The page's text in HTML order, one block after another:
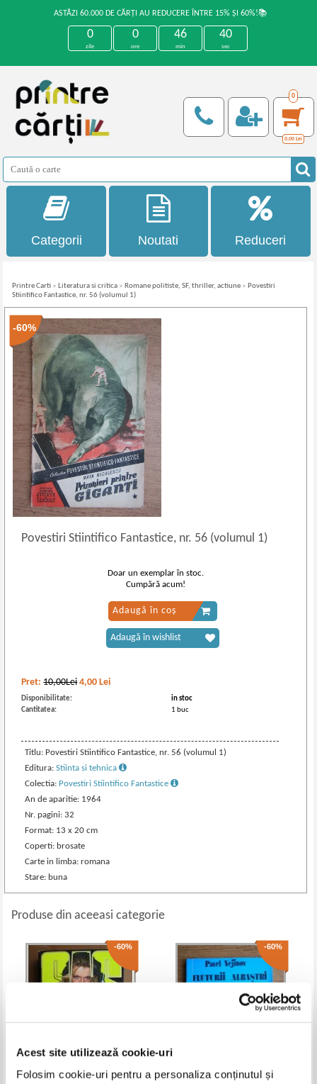
Acest site utilizează cookie-uri
Folosim cookie-uri pentru a personaliza conținutul și
ASTĂZI 60.000 DE CĂRȚI AU REDUCERE ÎNTRE 15% ȘI 60%!📚
0
zile
0
ore
46
min
40
sec
0
0,00 Lei
Categorii Noutati Reduceri
Printre Carti » Literatura si critica » Romane politiste, SF, thriller, actiune » Povestiri
Stiintifico Fantastice, nr. 56 (volumul 1)
-60%
Povestiri Stiintifico Fantastice, nr. 56 (volumul 1)
Pret:10,00Lei 4,00 Lei
Disponibilitate:
in stoc
Cantitatea:
1 buc
Titlu: Povestiri Stiintifico Fantastice, nr. 56 (volumul 1)
Editura:Stiinta si tehnica
Colectia: Povestiri Stiintifico Fantastice
An de aparitie: 1964
Nr. pagini: 32
Format: 13 x 20 cm
Coperti: brosate
Carte in limba: romana
Stare: buna
Doar un exemplar în stoc.
Cumpără acum!
Adaugă în coș
Adaugă în wishlist
Produse din aceeasi categorie
-60% -60%